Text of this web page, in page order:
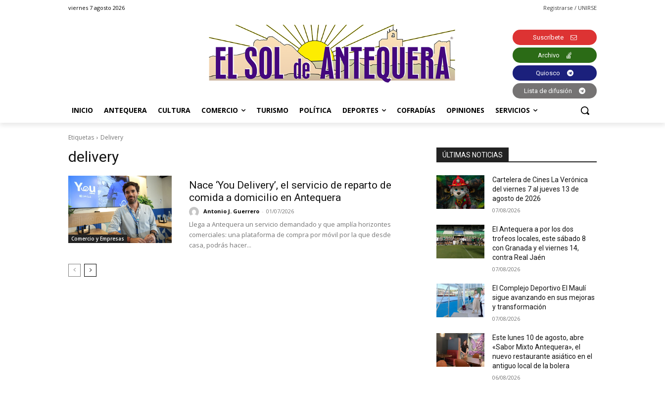
viernes 7 agosto 2026 Registrarse / UNIRSE
Suscríbete
Archivo
Quiosco
Lista de difusión
INICIO ANTEQUERA CULTURA COMERCIO TURISMO POLÍTICA DEPORTES COFRADÍAS OPINIONES SERVICIOS
Etiquetas Delivery
delivery
Comercio y Empresas
Nace ‘You Delivery’, el servicio de reparto de
comida a domicilio en Antequera
Antonio J. Guerrero - 01/07/2026
Llega a Antequera un servicio demandado y que amplía horizontes
comerciales: una plataforma de compra por móvil por la que desde
casa, podrás hacer...
ÚLTIMAS NOTICIAS
Cartelera de Cines La Verónica
del viernes 7 al jueves 13 de
agosto de 2026
07/08/2026
El Antequera a por los dos
trofeos locales, este sábado 8
con Granada y el viernes 14,
contra Real Jaén
07/08/2026
El Complejo Deportivo El Maulí
sigue avanzando en sus mejoras
y transformación
07/08/2026
Este lunes 10 de agosto, abre
«Sabor Mixto Antequera», el
nuevo restaurante asiático en el
antiguo local de la bolera
06/08/2026